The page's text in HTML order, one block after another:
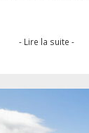
- Lire la suite -